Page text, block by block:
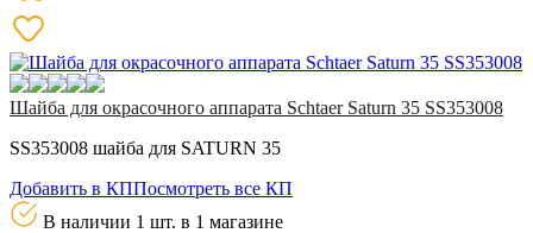
Шайба для окрасочного аппарата Schtaer Saturn 35 SS353008
SS353008 шайба для SATURN 35
Добавить в КППосмотреть все КП
В наличии 1 шт. в 1 магазине